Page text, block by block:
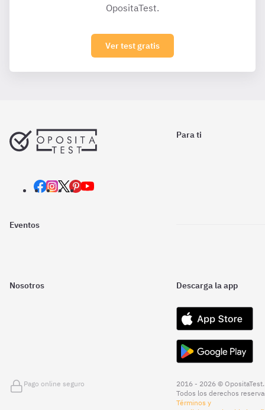
OpositaTest.
Ver test gratis
Para ti
Eventos
Nosotros Descarga la app
Pago online seguro
2016 - 2026 © OpositaTest.
Todos los derechos
Términos y